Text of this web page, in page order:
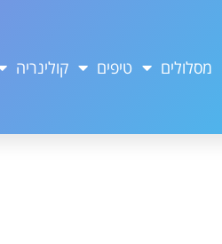
מסלולים טיפים קולינריה